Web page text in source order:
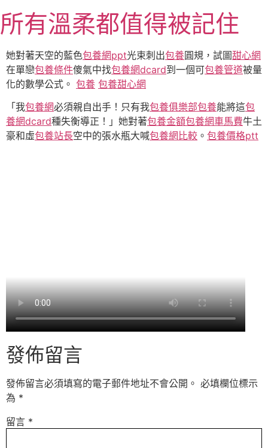
至
主
要
內
容
所有溫柔都值得被記住
她對著天空的藍色包養網ppt光束刺出包養圓規，試圖甜心網
在單戀包養條件傻氣中找包養網dcard到一個可包養管道被量
化的數學公式。 包養 包養甜心網
「我包養網必須親自出手！只有我包養俱樂部包養能將這包
養網dcard種失衡導正！」她對著包養金額包養網車馬費牛土
豪和虛包養站長空中的張水瓶大喊包養網比較 。 包養價格ptt
發佈留言
發佈留言必須填寫的電子郵件地址不會公開。 必填欄位標示
為 *
留言 *